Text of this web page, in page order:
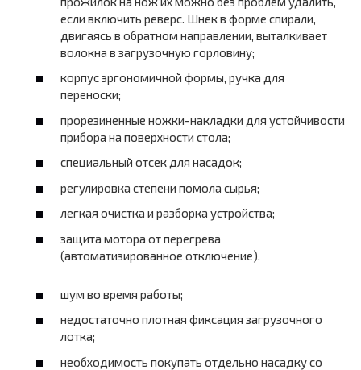
если включить реверс. Шнек в форме спирали,
двигаясь в обратном направлении, выталкивает
волокна в загрузочную горловину;
корпус эргономичной формы, ручка для
переноски;
прорезиненные ножки-накладки для устойчивости
прибора на поверхности стола;
специальный отсек для насадок;
регулировка степени помола сырья;
легкая очистка и разборка устройства;
защита мотора от перегрева
(автоматизированное отключение).
шум во время работы;
недостаточно плотная фиксация загрузочного
лотка;
необходимость покупать отдельно насадку со